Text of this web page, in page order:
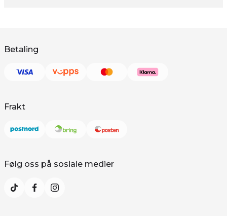
Betaling
Frakt
Følg oss på sosiale medier